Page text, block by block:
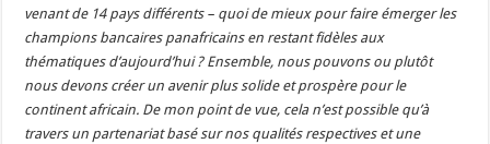
venant de 14 pays différents – quoi de mieux pour faire émerger les
champions bancaires panafricains en restant fidèles aux
thématiques d’aujourd’hui ? Ensemble, nous pouvons ou plutôt
nous devons créer un avenir plus solide et prospère pour le
continent africain. De mon point de vue, cela n’est possible qu’à
travers un partenariat basé sur nos qualités respectives et une